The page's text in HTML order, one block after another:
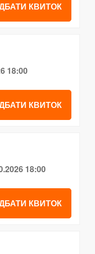
КВИТОК
18:00
КВИТОК
18:00
КВИТОК